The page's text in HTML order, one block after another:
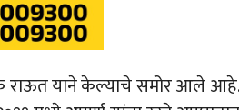
राऊत याने केल्याचे समोर आले